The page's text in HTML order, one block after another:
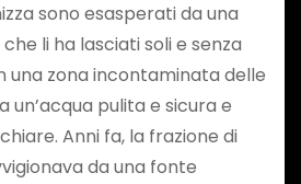
sono esasperati da una
li ha lasciati soli e senza
una zona incontaminata delle
un’acqua pulita e sicura e
Anni fa, la frazione di
da una fonte